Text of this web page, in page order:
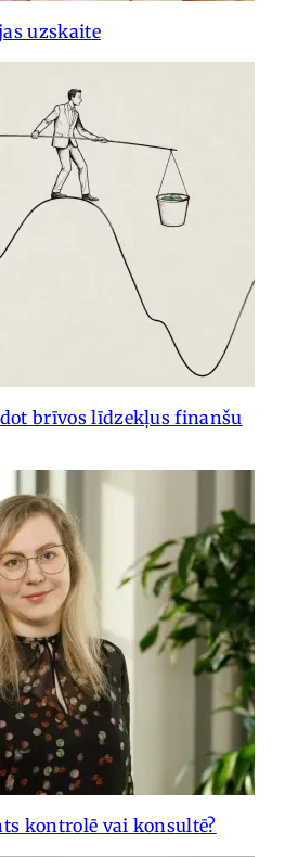
uzskaite
brīvos līdzekļus finanšu
kontrolē vai konsultē?